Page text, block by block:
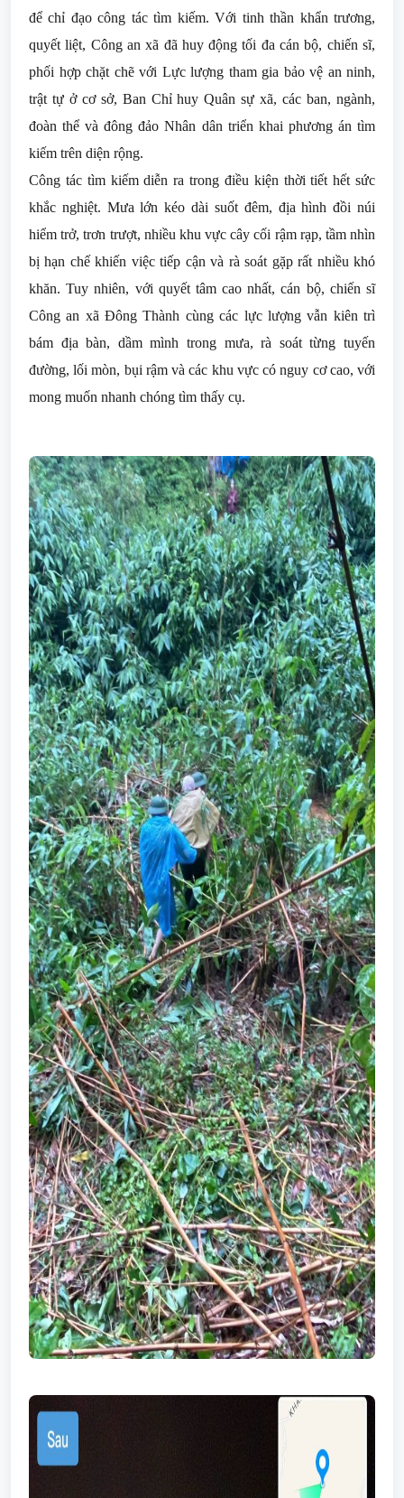
để chỉ đạo công tác tìm kiếm. Với tinh thần khẩn trương,
quyết liệt, Công an xã đã huy động tối đa cán bộ, chiến sĩ,
phối hợp chặt chẽ với Lực lượng tham gia bảo vệ an ninh,
trật tự ở cơ sở, Ban Chỉ huy Quân sự xã, các ban, ngành,
đoàn thể và đông đảo Nhân dân triển khai phương án tìm
kiếm trên diện rộng.
Công tác tìm kiếm diễn ra trong điều kiện thời tiết hết sức
khắc nghiệt. Mưa lớn kéo dài suốt đêm, địa hình đồi núi
hiểm trở, trơn trượt, nhiều khu vực cây cối rậm rạp, tầm nhìn
bị hạn chế khiến việc tiếp cận và rà soát gặp rất nhiều khó
khăn. Tuy nhiên, với quyết tâm cao nhất, cán bộ, chiến sĩ
Công an xã Đông Thành cùng các lực lượng vẫn kiên trì
bám địa bàn, dầm mình trong mưa, rà soát từng tuyến
đường, lối mòn, bụi rậm và các khu vực có nguy cơ cao, với
mong muốn nhanh chóng tìm thấy cụ.